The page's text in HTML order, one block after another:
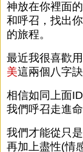
神放在你裡面
和呼召，找出
的旅程。
最近我很喜歡用
美這兩個八字
相信如同上面
我們呼召走進命
我們才能從只
再加上盡性(情